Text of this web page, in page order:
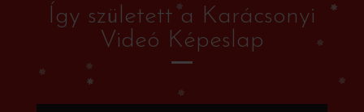
Így született a Karácsonyi
Videó Képeslap